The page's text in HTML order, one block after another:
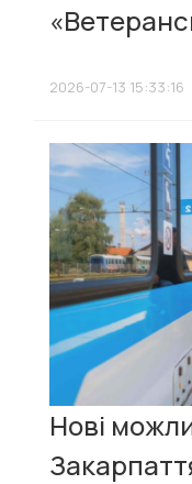
2026-07-13 15:33:16
Нові